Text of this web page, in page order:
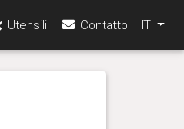
Utensili Contatto IT